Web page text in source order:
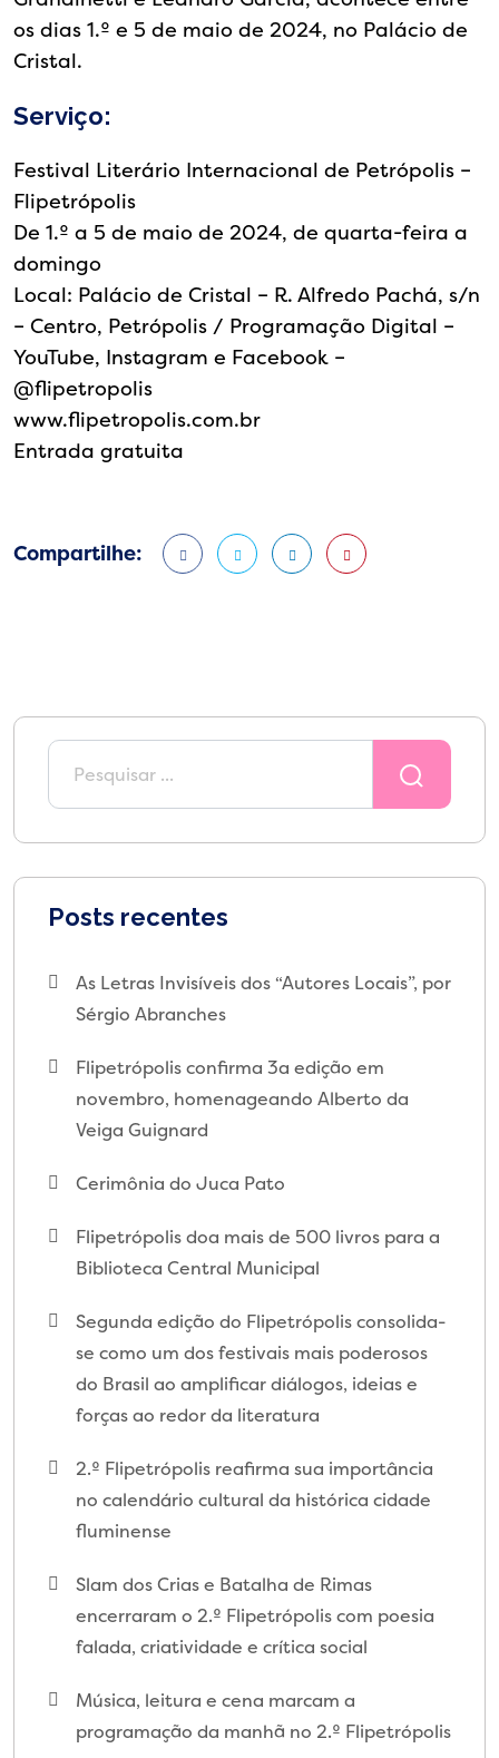
os dias 1.º e 5 de maio de 2024, no Palácio de
Cristal.
Serviço:
Festival Literário Internacional de Petrópolis –
Flipetrópolis
De 1.º a 5 de maio de 2024, de quarta-feira a
domingo
Local: Palácio de Cristal – R. Alfredo Pachá, s/n
– Centro, Petrópolis / Programação Digital –
YouTube, Instagram e Facebook –
@flipetropolis
www.flipetropolis.com.br
Entrada gratuita
Compartilhe:
Posts recentes
As Letras Invisíveis dos “Autores Locais”, por
Sérgio Abranches
Flipetrópolis confirma 3a edição em
novembro, homenageando Alberto da
Veiga Guignard
Cerimônia do Juca Pato
Flipetrópolis doa mais de 500 livros para a
Biblioteca Central Municipal
Segunda edição do Flipetrópolis consolida-
se como um dos festivais mais poderosos
do Brasil ao amplificar diálogos, ideias e
forças ao redor da literatura
2.º Flipetrópolis reafirma sua importância
no calendário cultural da histórica cidade
fluminense
Slam dos Crias e Batalha de Rimas
encerraram o 2.º Flipetrópolis com poesia
falada, criatividade e crítica social
Música, leitura e cena marcam a
programação da manhã no 2.º Flipetrópolis